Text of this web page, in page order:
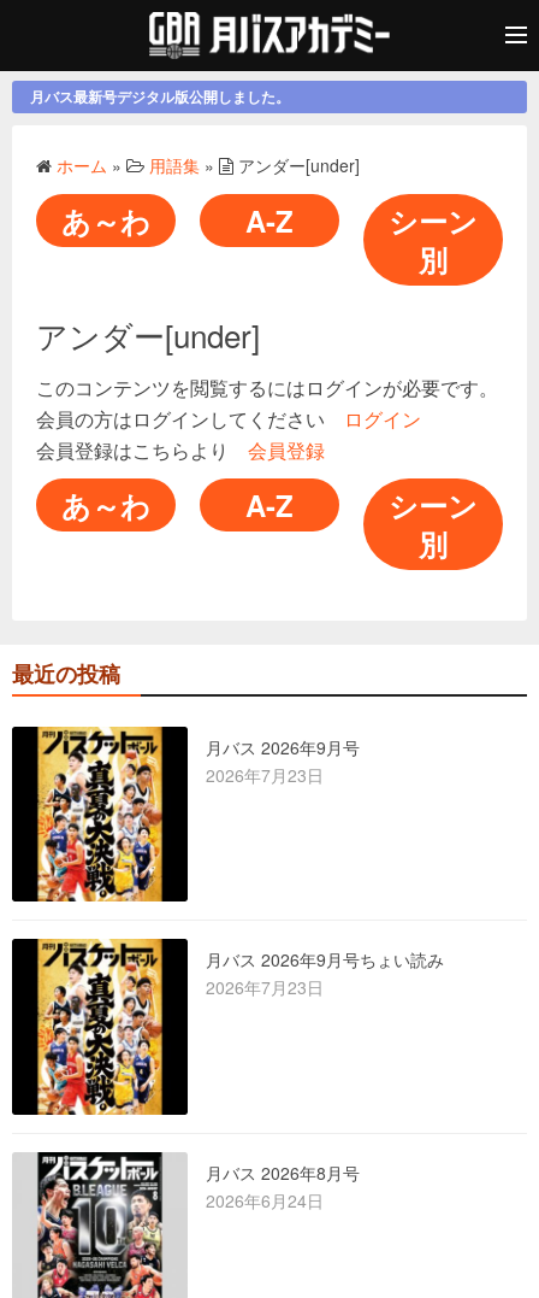
月バス最新号デジタル版公開しました。
ホーム » 用語集 » アンダー[under]
あ～わ A-Z
シーン
別
アンダー[under]
このコンテンツを閲覧するにはログインが必要です。
会員の方はログインしてください
ログイン
会員登録はこちらより 会員登録
あ～わ A-Z
シーン
別
最近の投稿
月バス 2026年9月号
2026年7月23日
月バス 2026年9月号ちょい読み
2026年7月23日
月バス 2026年8月号
2026年6月24日